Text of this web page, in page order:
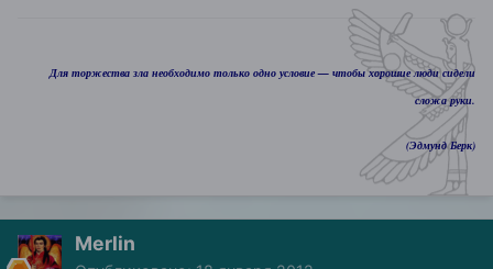
Для торжества зла необходимо только одно условие — чтобы хорошие люди сидели
сложа руки.
(Эдмунд Берк)
Merlin